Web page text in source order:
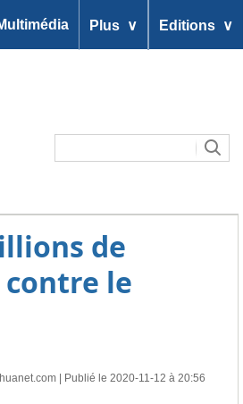
Plus ∨ Editions ∨
de
le
| Publié le 2020-11-12 à 20:56